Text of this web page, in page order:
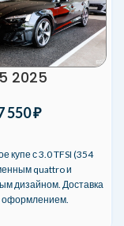
2025
550₽
купе с 3.0 TFSI (354
quattro и
дизайном. Доставка
оформлением.